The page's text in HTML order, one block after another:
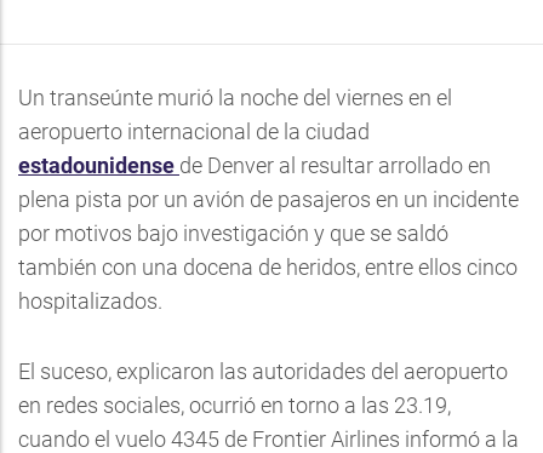
Un transeúnte murió la noche del viernes en el
aeropuerto internacional de la ciudad
estadounidense de Denver al resultar arrollado en
plena pista por un avión de pasajeros en un incidente
por motivos bajo investigación y que se saldó
también con una docena de heridos, entre ellos cinco
hospitalizados.
El suceso, explicaron las autoridades del aeropuerto
en redes sociales, ocurrió en torno a las 23.19,
cuando el vuelo 4345 de Frontier Airlines informó a la